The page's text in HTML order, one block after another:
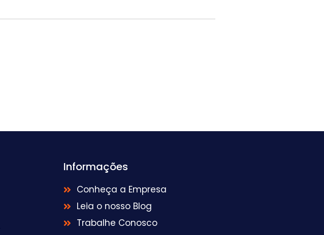
Informações
Conheça a Empresa
Leia o nosso Blog
Trabalhe Conosco